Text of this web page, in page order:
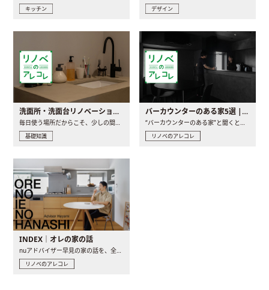
キッチン デザイン
洗面所・洗面台リノベーションの事例と間取りアイデア
毎日使う場所だからこそ、少しの間取りの工夫や素材の選び方で..
基礎知識
バーカウンターのある家5選 | 日常に馴染む“距離の近い”キッチンとは
“バーカウンターのある家”と聞くと、少し特別な、大人のための..
リノベのアレコレ
INDEX｜オレの家の話
nuアドバイザー早見の家の話を、全4話でお届け。リノベーションを..
リノベのアレコレ